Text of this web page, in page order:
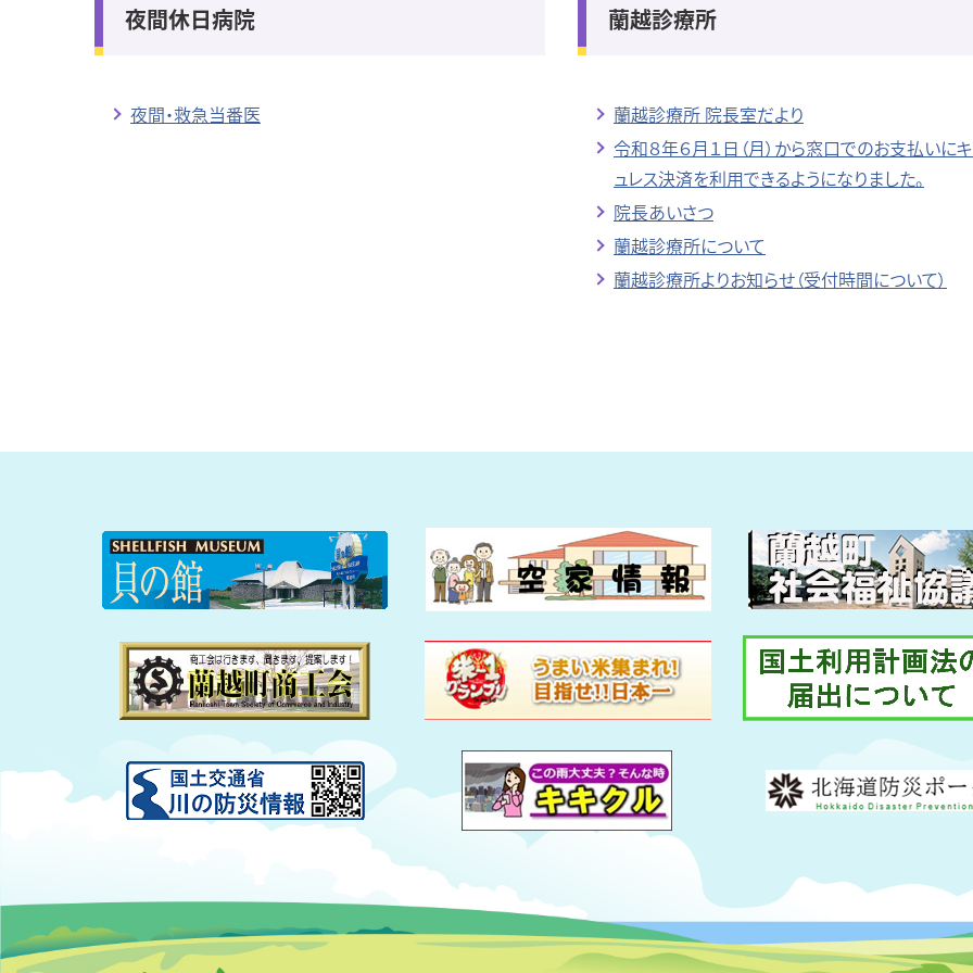
夜間休日病院
夜間・救急当番医
蘭越診療所
蘭越診療所 院長室だより
令和８年６月１日（月）から窓口でのお支払いに
ュレス決済を利用できるようになりました。
院長あいさつ
蘭越診療所について
蘭越診療所よりお知らせ（受付時間について）